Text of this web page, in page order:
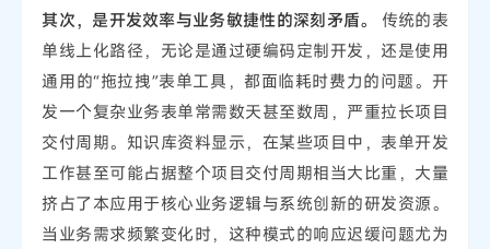
其次，是开发效率与业务敏捷性的深刻矛盾。
传统的表
单线上化路径，无论是通过硬编码定制开发，还是使用
通用的“拖拉拽”表单工具，都面临耗时费力的问题。开
发一个复杂业务表单常需数天甚至数周，严重拉长项目
交付周期。知识库资料显示，在某些项目中，表单开发
工作甚至可能占据整个项目交付周期相当大比重，大量
挤占了本应用于核心业务逻辑与系统创新的研发资源。
当业务需求频繁变化时，这种模式的响应迟缓问题尤为